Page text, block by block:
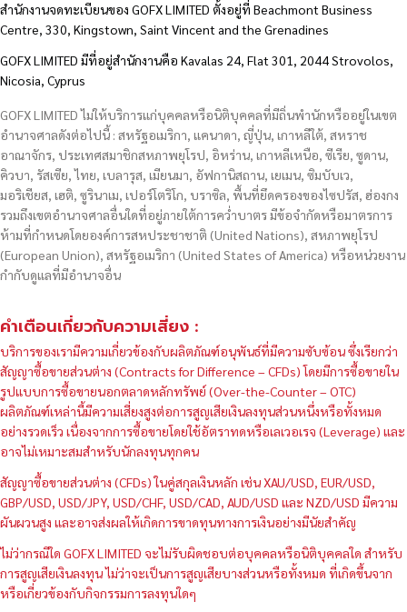
สำนักงานจดทะเบียนของ GOFX LIMITED ตั้งอยู่ที่ Beachmont Business
Centre, 330, Kingstown, Saint Vincent and the Grenadines
GOFX LIMITED มีที่อยู่สำนักงานคือ Kavalas 24, Flat 301, 2044 Strovolos,
Nicosia, Cyprus
GOFX LIMITED ไม่ให้บริการแก่บุคคลหรือนิติบุคคลที่มีถิ่นพำนักหรืออยู่ในเขต
อำนาจศาลดังต่อไปนี้ : สหรัฐอเมริกา, แคนาดา, ญี่ปุ่น, เกาหลีใต้, สหราช
อาณาจักร, ประเทศสมาชิกสหภาพยุโรป, อิหร่าน, เกาหลีเหนือ, ซีเรีย, ซูดาน,
คิวบา, รัสเซีย, ไทย, เบลารุส, เมียนมา, อัฟกานิสถาน, เยเมน, ซิมบับเว,
มอริเชียส, เฮติ, ซูรินาเม, เปอร์โตริโก, บราซิล, พื้นที่ยึดครองของไซปรัส, ฮ่องกง
รวมถึงเขตอำนาจศาลอื่นใดที่อยู่ภายใต้การคว่ำบาตร มีข้อจำกัดหรือมาตรการ
ห้ามที่กำหนดโดยองค์การสหประชาชาติ (United Nations), สหภาพยุโรป
(European Union), สหรัฐอเมริกา (United States of America) หรือหน่วยงาน
กำกับดูแลที่มีอำนาจอื่น
คำเตือนเกี่ยวกับความเสี่ยง :
บริการของเรามีความเกี่ยวข้องกับผลิตภัณฑ์อนุพันธ์ที่มีความซับซ้อน ซึ่งเรียกว่า
สัญญาซื้อขายส่วนต่าง (Contracts for Difference – CFDs) โดยมีการซื้อขายใน
รูปแบบการซื้อขายนอกตลาดหลักทรัพย์ (Over-the-Counter – OTC)
ผลิตภัณฑ์เหล่านี้มีความเสี่ยงสูงต่อการสูญเสียเงินลงทุนส่วนหนึ่งหรือทั้งหมด
อย่างรวดเร็ว เนื่องจากการซื้อขายโดยใช้อัตราทดหรือเลเวอเรจ (Leverage) และ
อาจไม่เหมาะสมสำหรับนักลงทุนทุกคน
สัญญาซื้อขายส่วนต่าง (CFDs) ในคู่สกุลเงินหลัก เช่น XAU/USD, EUR/USD,
GBP/USD, USD/JPY, USD/CHF, USD/CAD, AUD/USD และ NZD/USD มีความ
ผันผวนสูง และอาจส่งผลให้เกิดการขาดทุนทางการเงินอย่างมีนัยสำคัญ
ไม่ว่ากรณีใด GOFX LIMITED จะไม่รับผิดชอบต่อบุคคลหรือนิติบุคคลใด สำหรับ
การสูญเสียเงินลงทุน ไม่ว่าจะเป็นการสูญเสียบางส่วนหรือทั้งหมด ที่เกิดขึ้นจาก
หรือเกี่ยวข้องกับกิจกรรมการลงทุนใดๆ